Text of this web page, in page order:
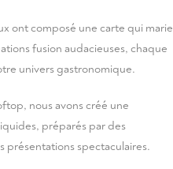
ont composé une carte qui marie
fusion audacieuses, chaque
univers gastronomique.
nous avons créé une
préparés par des
présentations spectaculaires.